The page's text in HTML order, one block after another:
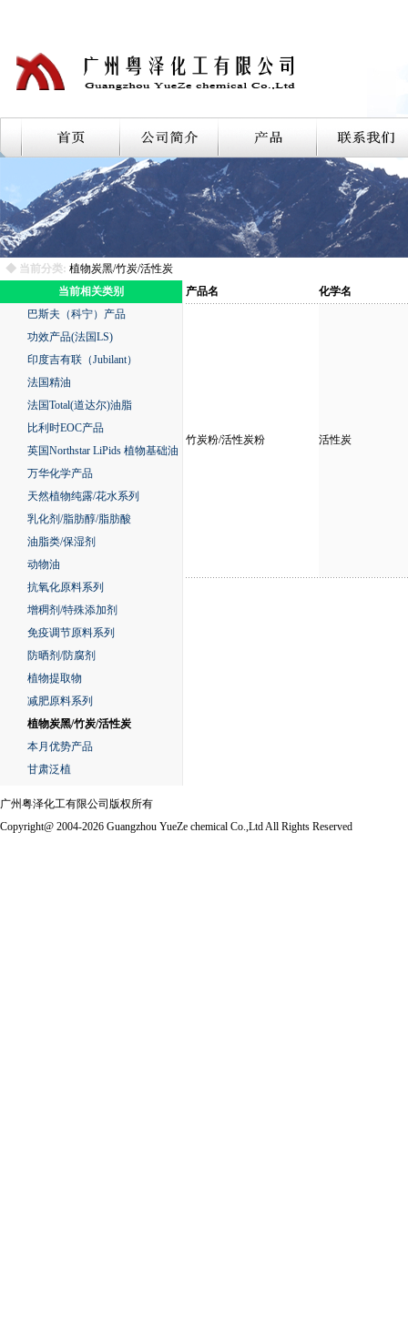
◆ 当前分类: 植物炭黑/竹炭/活性炭
当前相关类别
巴斯夫（科宁）产品
功效产品(法国LS)
印度吉有联（Jubilant）
法国精油
法国Total(道达尔)油脂
比利时EOC产品
英国Northstar LiPids 植物基础油
万华化学产品
天然植物纯露/花水系列
乳化剂/脂肪醇/脂肪酸
油脂类/保湿剂
动物油
抗氧化原料系列
增稠剂/特殊添加剂
免疫调节原料系列
防晒剂/防腐剂
植物提取物
减肥原料系列
植物炭黑/竹炭/活性炭
本月优势产品
甘肃泛植
产品名 化学名
竹炭粉/活性炭粉 活性炭
广州粤泽化工有限公司版权所有
Copyright@ 2004-2026 Guangzhou YueZe chemical Co.,Ltd All Rights Reserved